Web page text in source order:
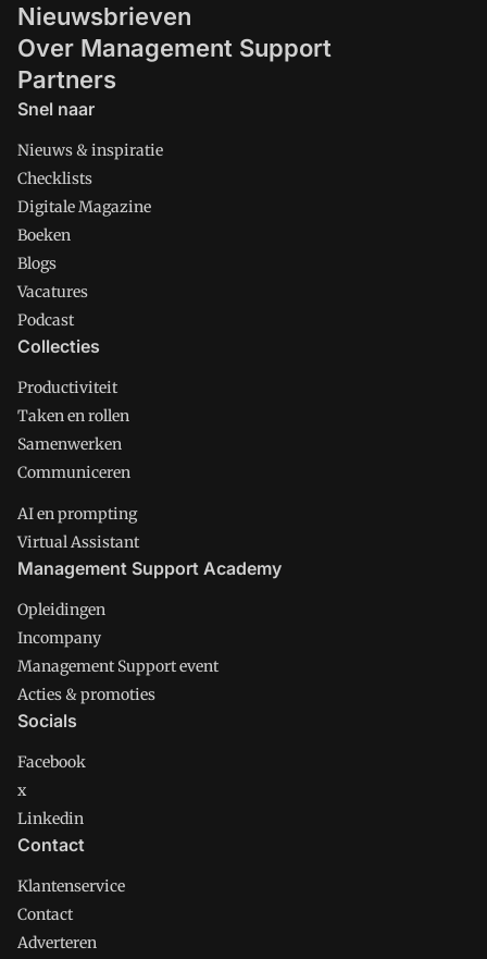
Nieuwsbrieven
Over Management Support
Partners
Snel naar
Nieuws & inspiratie
Checklists
Digitale Magazine
Boeken
Blogs
Vacatures
Podcast
Collecties
Productiviteit
Taken en rollen
Samenwerken
Communiceren
AI en prompting
Virtual Assistant
Management Support Academy
Opleidingen
Incompany
Management Support event
Acties & promoties
Socials
Facebook
x
Linkedin
Contact
Klantenservice
Contact
Adverteren